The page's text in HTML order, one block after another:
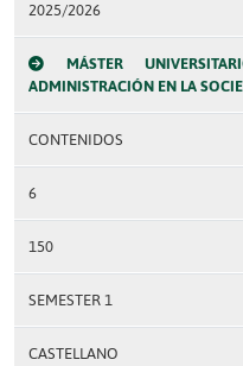
2025/2026
MÁSTER
ADMINISTRACIÓN EN LA
CONTENIDOS
6
150
SEMESTER 1
CASTELLANO